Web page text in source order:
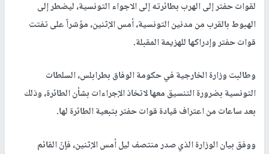
لقوات حفتر إلى الهرب بطائرته إلى الاجواء التونسية، ليضطر إلى
الهبوط بالقرب من مدنين التونسية، أمس الإثنين، مؤشراً على تفتت
قوات حفتر وإدراكها للهزيمة المقبلة.
وطالبت وزارة الخارجية في حكومة الوفاق بطرابلس، السلطات
التونسية بضرورة التنسيق معها لاتخاذ الإجراءات بشأن الطائرة، وذلك
بعد ساعات من اعتراف قيادة قوات حفتر بتبعية الطائرة لها.
ووفق بيان الوزارة الذي صدر منتصف ليل أمس الإثنين، فإنّ القائم